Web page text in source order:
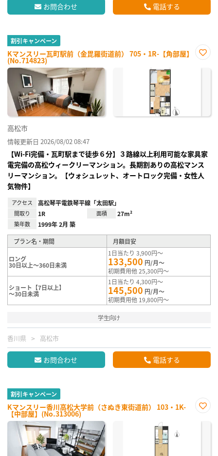
お問合わせ 電話する
割引キャンペーン
Kマンスリー瓦町駅前（金毘羅街道前） 705・1R-【角部屋】
(No.714823)
に入
高松市
情報更新日 2026/08/02 08:47
【Wi-Fi完備・瓦町駅まで徒歩６分】３路線以上利用可能な家具家
電完備の高松ウィークリーマンション。長期割ありの高松マンス
リーマンション。【ウォシュレット、オートロック完備・女性人
気物件】
アクセス 高松琴平電鉄琴平線「太田駅」
間取り 1R 面積 27m²
築年数 1999年 2月 築
プラン名・期間 月額目安
ロング
30日以上～360日未満
1日当たり 3,900円～
133,500 円/月～
初期費用他 25,300円～
ショート【7日以上】
～30日未満
1日当たり 4,300円～
145,500 円/月～
初期費用他 19,800円～
学生向け
香川県 高松市
お問合わせ 電話する
割引キャンペーン
Kマンスリー香川高松大学前（さぬき東街道前） 103・1K-
【中部屋】(No.313006)
に入